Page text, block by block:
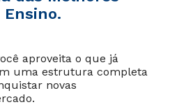
aproveita o que já
uma estrutura completa
novas